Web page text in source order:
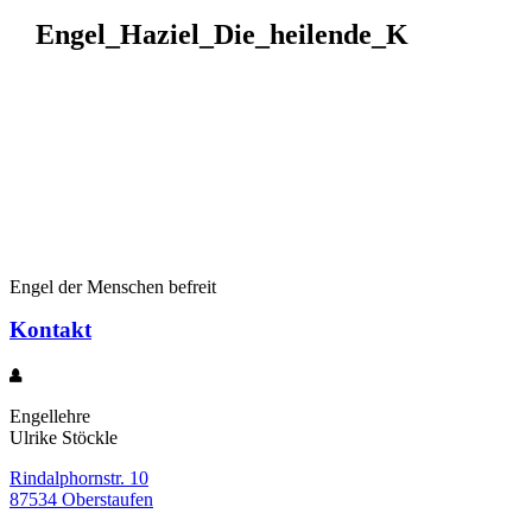
Engel_Haziel_Die_heilende_K
Engel der Menschen befreit
Kontakt
Engellehre
Ulrike Stöckle
Rindalphornstr. 10
87534 Oberstaufen